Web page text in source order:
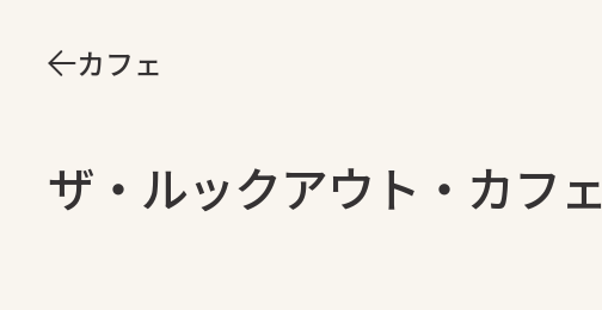
カフェ
ザ・ルックアウト・カフェ